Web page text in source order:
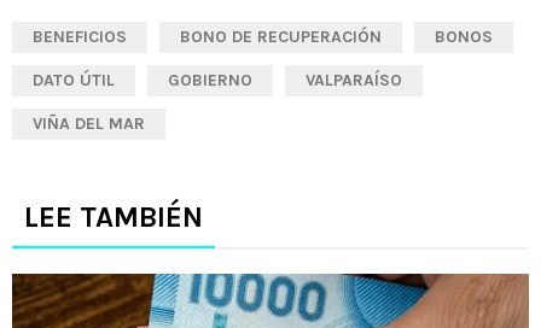
BENEFICIOS BONO DE RECUPERACIÓN BONOS
DATO ÚTIL GOBIERNO VALPARAÍSO
VIÑA DEL MAR
LEE TAMBIÉN